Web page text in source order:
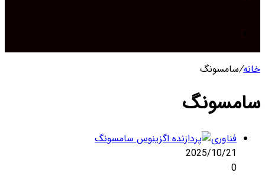
برای خانه/سامسونگ
سامسونگ
فناوری
2025/10/21
0